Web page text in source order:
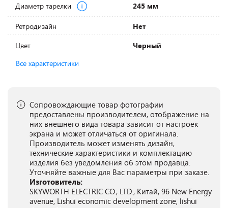
Диаметр тарелки 245 мм
Ретродизайн
Нет
Цвет
Черный
Все характеристики
Сопровождающие товар фотографии
предоставлены производителем, отображение на
них внешнего вида товара зависит от настроек
экрана и может отличаться от оригинала.
Производитель может изменять дизайн,
технические характеристики и комплектацию
изделия без уведомления об этом продавца.
Уточняйте важные для Вас параметры при заказе.
Изготовитель:
SKYWORTH ELECTRIC CO., LTD., Китай, 96 New Energy
avenue, Lishui economic development zone, lishui